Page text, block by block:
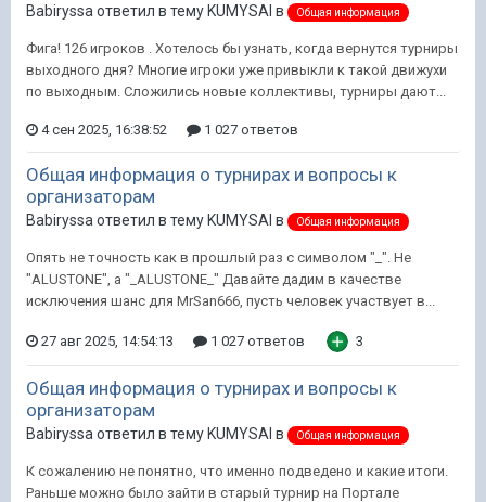
Babiryssa ответил в тему KUMYSAI в Общая информация
Фига! 126 игроков . Хотелось бы узнать, когда вернутся турниры
выходного дня? Многие игроки уже привыкли к такой движухи
по выходным. Сложились новые коллективы, турниры дают...
4 сен 2025, 16:38:52 1 027 ответов
Общая информация о турнирах и вопросы к
организаторам
Babiryssa ответил в тему KUMYSAI в Общая информация
Опять не точность как в прошлый раз с символом "_". Не
"ALUSTONE", а "_ALUSTONE_" Давайте дадим в качестве
исключения шанс для MrSan666, пусть человек участвует в...
27 авг 2025, 14:54:13 1 027 ответов 3
Общая информация о турнирах и вопросы к
организаторам
Babiryssa ответил в тему KUMYSAI в Общая информация
К сожалению не понятно, что именно подведено и какие итоги.
Раньше можно было зайти в старый турнир на Портале